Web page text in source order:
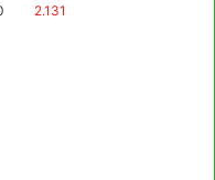
2.131